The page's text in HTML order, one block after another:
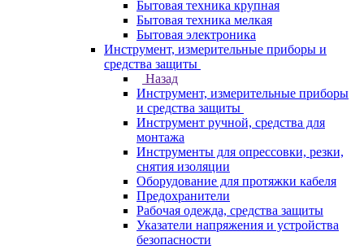
Бытовая техника крупная
Бытовая техника мелкая
Бытовая электроника
Инструмент, измерительные приборы и
средства защиты
Назад
Инструмент, измерительные приборы
и средства защиты
Инструмент ручной, средства для
монтажа
Инструменты для опрессовки, резки,
снятия изоляции
Оборудование для протяжки кабеля
Предохранители
Рабочая одежда, средства защиты
Указатели напряжения и устройства
безопасности